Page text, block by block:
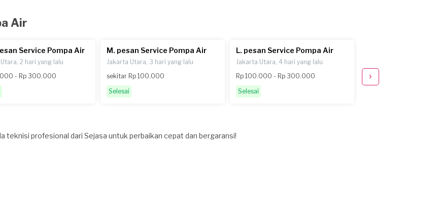
Air
Service Pompa Air
2 hari yang lalu
- Rp 300.000
M. pesan Service Pompa Air
Jakarta Utara, 3 hari yang lalu
sekitar Rp 100.000
Selesai
L. pesan Service Pompa Air
Jakarta Utara, 4 hari yang lalu
Rp 100.000 - Rp 300.000
Selesai
sekitar Rp 100.000
teknisi profesional dari Sejasa untuk perbaikan cepat dan bergaransi!